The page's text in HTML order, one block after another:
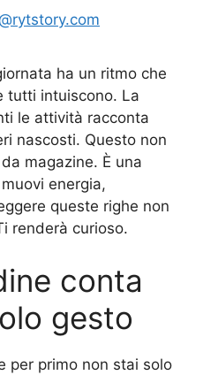
ha un ritmo che
tutti intuiscono. La
le attività racconta
nascosti. Questo non
magazine. È una
energia,
queste righe non
renderà curioso.
conta
gesto
per primo non stai solo